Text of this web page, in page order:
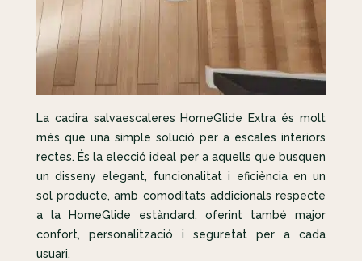
La cadira salvaescaleres HomeGlide Extra és molt
més que una simple solució per a escales interiors
rectes. És la elecció ideal per a aquells que busquen
un disseny elegant, funcionalitat i eficiència en un
sol producte, amb comoditats addicionals respecte
a la HomeGlide estàndard, oferint també major
confort, personalització i seguretat per a cada
usuari.